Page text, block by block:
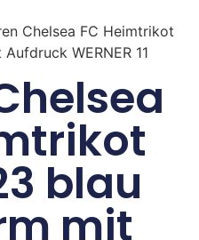
Chelsea FC Heimtrikot
WERNER 11
blau
mit